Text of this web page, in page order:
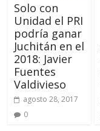
Solo con
Unidad el PRI
podría ganar
Juchitán en el
2018: Javier
Fuentes
Valdivieso
agosto 28, 2017
0